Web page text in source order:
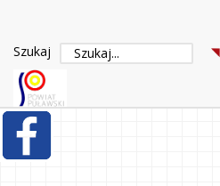
Szukaj